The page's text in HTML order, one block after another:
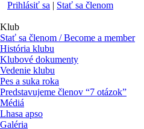
Prihlásiť sa | Stať sa členom
Klub
Stať sa členom / Become a member
História klubu
Klubové dokumenty
Vedenie klubu
Pes a suka roka
Predstavujeme členov “7 otázok”
Médiá
Lhasa apso
Galéria